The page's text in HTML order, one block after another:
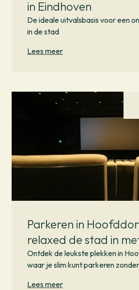
in Eindhoven
De ideale uitvalsbasis voor een
in de stad
Lees meer
Parkeren in
relaxed de stad in
Ontdek de leukste plekken in
waar je slim kunt parkeren
Lees meer